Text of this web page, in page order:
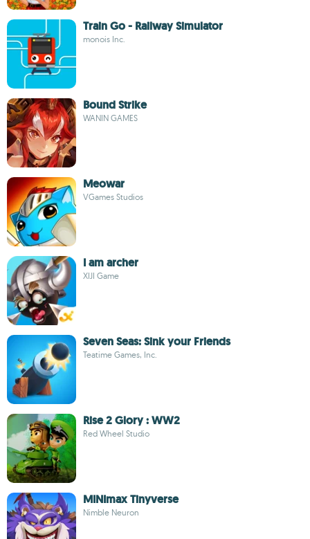
Train Go - Railway Simulator
monois Inc.
Bound Strike
WANIN GAMES
Meowar
VGames Studios
I am archer
XIJI Game
Seven Seas: Sink your Friends
Teatime Games, Inc.
Rise 2 Glory : WW2
Red Wheel Studio
MINImax Tinyverse
Nimble Neuron